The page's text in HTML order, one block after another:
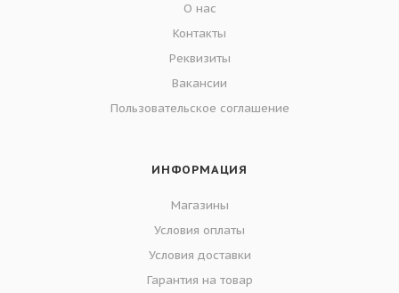
О нас
Контакты
Реквизиты
Вакансии
Пользовательское соглашение
ИНФОРМАЦИЯ
Магазины
Условия оплаты
Условия доставки
Гарантия на товар